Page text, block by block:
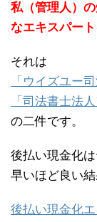
私（管理人）
なエキスパー
それは
「ウイズユー
「司法書士法
の二件です。
後払い現金化
早いほど良い結
後払い現金化